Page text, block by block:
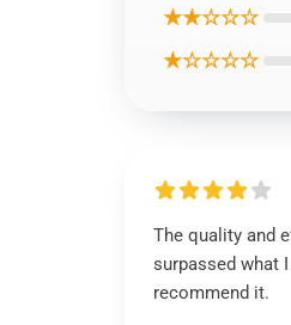
★★☆☆☆
★☆☆☆☆
The quality and
surpassed what
recommend it.